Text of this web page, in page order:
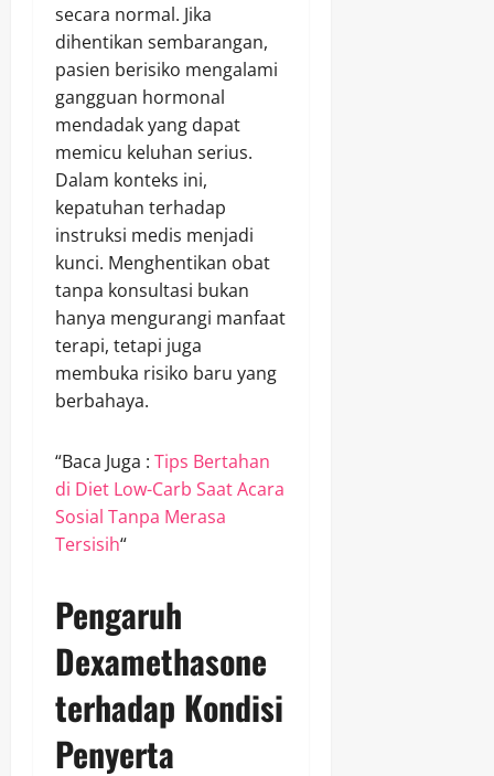
secara normal. Jika
dihentikan sembarangan,
pasien berisiko mengalami
gangguan hormonal
mendadak yang dapat
memicu keluhan serius.
Dalam konteks ini,
kepatuhan terhadap
instruksi medis menjadi
kunci. Menghentikan obat
tanpa konsultasi bukan
hanya mengurangi manfaat
terapi, tetapi juga
membuka risiko baru yang
berbahaya.
“Baca Juga : Tips Bertahan
di Diet Low-Carb Saat Acara
Sosial Tanpa Merasa
Tersisih“
Pengaruh
Dexamethasone
terhadap Kondisi
Penyerta